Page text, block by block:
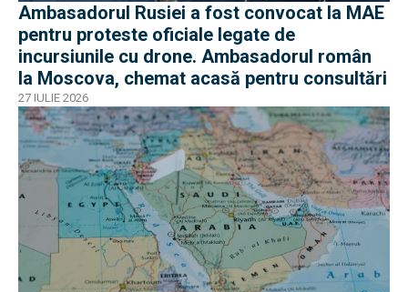
Ambasadorul Rusiei a fost convocat la MAE
pentru proteste oficiale legate de
incursiunile cu drone. Ambasadorul român
la Moscova, chemat acasă pentru consultări
27 IULIE 2026